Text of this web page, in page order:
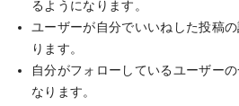
るようになります。
ユーザーが自分でいいねした投稿
ります。
自分がフォローしているユーザー
なります。